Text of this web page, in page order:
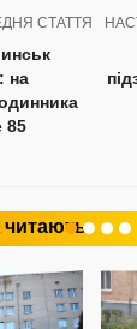
СТАТТЯ
на
85
читають